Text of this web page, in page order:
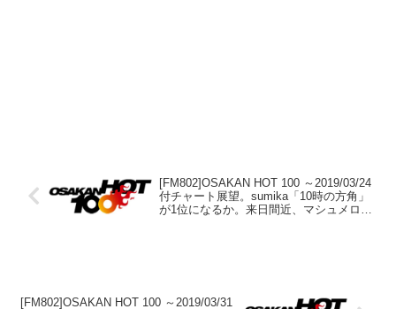
[FM802]OSAKAN HOT 100 ～2019/03/24
付チャート展望。sumika「10時の方角」
が1位になるか。来日間近、マシュメロが
[FM802]OSAKAN HOT 100 ～2019/03/31